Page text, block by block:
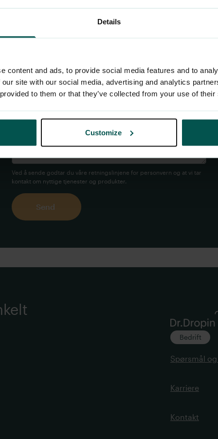
Details
content and ads, to provide social media features and to
site with our social media, advertising and analytics
to them or that they’ve collected from your use of
Customize
Melding
Ved å sende godtar du våre retningslinjene for personvern og at vi tar
kontakt om nyttige tjenester og produkter.
Bedrift
Spørsmål
Karriere
Kontakt